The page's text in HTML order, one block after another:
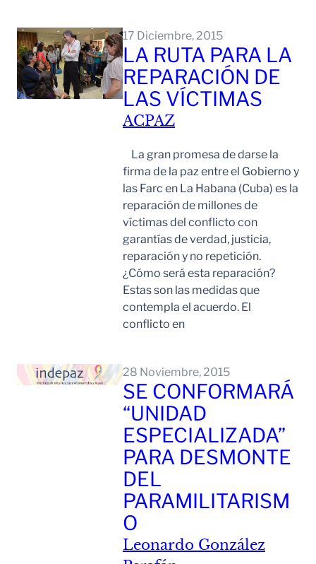
17 Diciembre, 2015
LA RUTA PARA LA
REPARACIÓN DE
LAS VÍCTIMAS
ACPAZ
La gran promesa de darse la
firma de la paz entre el Gobierno y
las Farc en La Habana (Cuba) es la
reparación de millones de
víctimas del conflicto con
garantías de verdad, justicia,
reparación y no repetición.
¿Cómo será esta reparación?
Estas son las medidas que
contempla el acuerdo. El
conflicto en
28 Noviembre, 2015
SE CONFORMARÁ
“UNIDAD
ESPECIALIZADA”
PARA DESMONTE
DEL
PARAMILITARISM
O
Leonardo González